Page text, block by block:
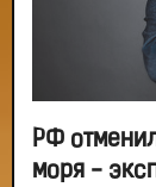
РФ
моря -